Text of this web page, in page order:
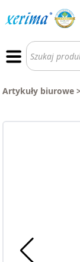
produktów
Artykuły biurowe